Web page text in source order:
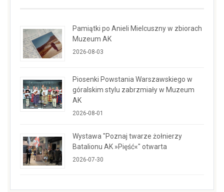
Pamiątki po Anieli Mielcuszny w zbiorach
Muzeum AK
2026-08-03
Piosenki Powstania Warszawskiego w
góralskim stylu zabrzmiały w Muzeum
AK
2026-08-01
Wystawa "Poznaj twarze żołnierzy
Batalionu AK »Pięść«" otwarta
2026-07-30